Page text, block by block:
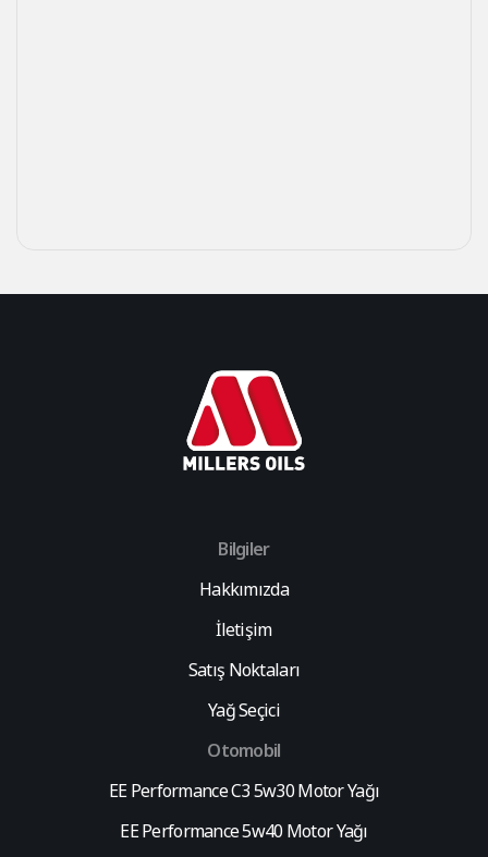
Bilgiler
Hakkımızda
İletişim
Satış Noktaları
Yağ Seçici
Otomobil
EE Performance C3 5w30 Motor Yağı
EE Performance 5w40 Motor Yağı